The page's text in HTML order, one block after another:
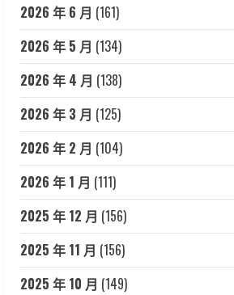
2026 年 6 月 (161)
2026 年 5 月 (134)
2026 年 4 月 (138)
2026 年 3 月 (125)
2026 年 2 月 (104)
2026 年 1 月 (111)
2025 年 12 月 (156)
2025 年 11 月 (156)
2025 年 10 月 (149)